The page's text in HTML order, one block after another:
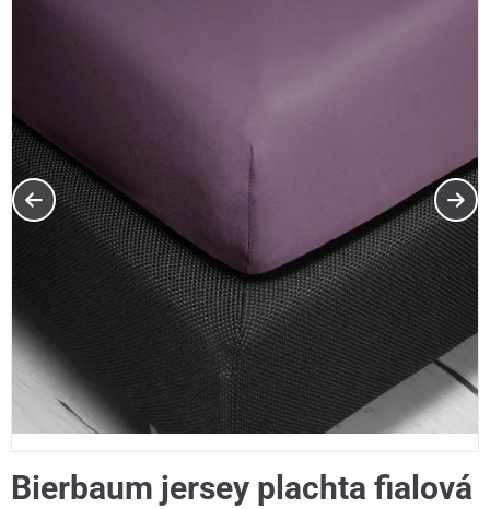
Bierbaum jersey plachta fialová